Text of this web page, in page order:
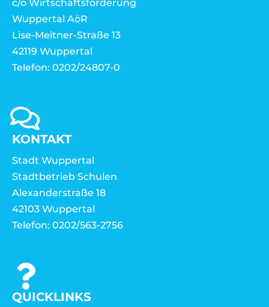
c/o Wirtschaftsförderung
Wuppertal AöR
Lise-Meitner-Straße 13
42119 Wuppertal
Telefon: 0202/24807-0
KONTAKT
Stadt Wuppertal
Stadtbetrieb Schulen
Alexanderstraße 18
42103 Wuppertal
Telefon: 0202/563-2756
QUICKLINKS